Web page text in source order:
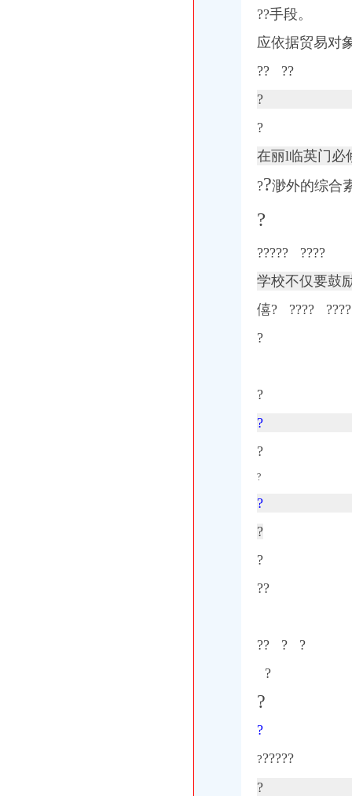
??手段。
应依据贸易对
?? ??
?
?
在丽l临英门必
??渺外的综合
?
????? ????
学校不仅要鼓
僖?
????
?
?
?
?
?
?
?
?
??
?? ? ?
?
?
?
??????
?